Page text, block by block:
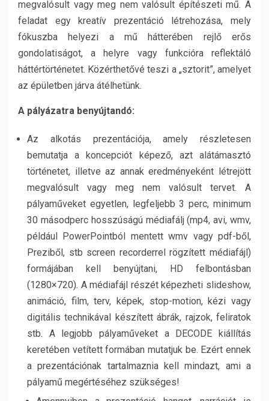
megvalósult vagy meg nem valósult építészeti mű. A
feladat egy kreatív prezentáció létrehozása, mely
fókuszba helyezi a mű hátterében rejlő erős
gondolatiságot, a helyre vagy funkcióra reflektáló
háttértörténetet. Közérthetővé teszi a „sztorit”, amelyet
az épületben járva átélhetünk.
A pályázatra benyújtandó:
Az alkotás prezentációja, amely részletesen
bemutatja a koncepciót képező, azt alátámasztó
történetet, illetve az annak eredményeként létrejött
megvalósult vagy meg nem valósult tervet. A
pályaműveket egyetlen, legfeljebb 3 perc, minimum
30 másodperc hosszúságú médiafálj (mp4, avi, wmv,
például PowerPointból mentett wmv vagy pdf-ből,
Preziből, stb screen recorderrel rögzített médiafájl)
formájában kell benyújtani, HD felbontásban
(1280×720). A médiafájl részét képezheti slideshow,
animáció, film, terv, képek, stop-motion, kézi vagy
digitális technikával készített ábrák, rajzok, feliratok
stb. A legjobb pályaműveket a DECODE kiállítás
keretében vetített formában mutatjuk be. Ezért ennek
a prezentációnak tartalmaznia kell mindazt, ami a
pályamű megértéséhez szükséges!